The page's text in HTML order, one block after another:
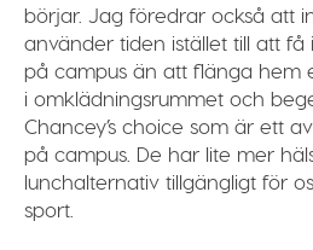
börjar. Jag föredrar också att
använder tiden istället till att
på campus än att flänga hem
i omklädningsrummet och
Chancey’s choice som är ett
på campus. De har lite mer
lunchalternativ tillgängligt för
sport.